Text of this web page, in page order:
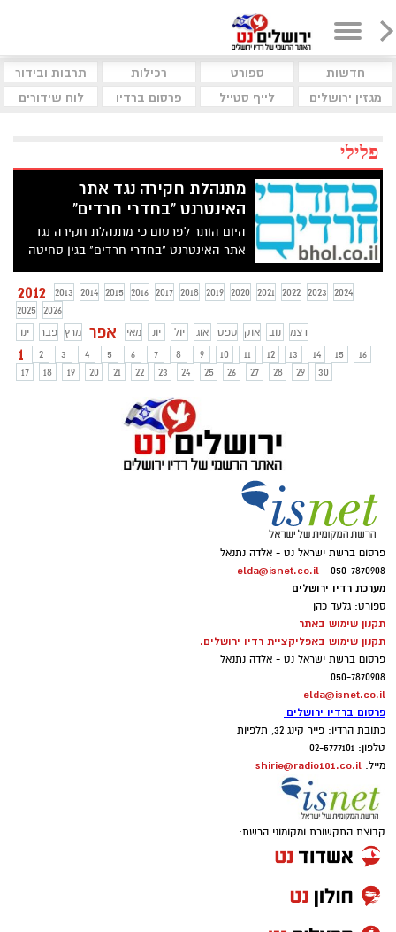
חדשות ספורט רכילות
תרבות ובידור
מגזין ירושלים
לייף סטייל פרסום ברדיו לוח שידורים
פלילי
מתנהלת חקירה נגד אתר
האינטרנט "בחדרי חרדים"
היום הותר לפרסום כי מתנהלת חקירה נגד
אתר האינטרנט "בחדרי חרדים" בגין סחיטה
ואיומים
2012 2013 2014 2015 2016 2017 2018 2019 2020 2021 2022 2023
2024
2025
2026
ינו
פבר מרץ אפר מאי יונ יול אוג ספט אוק נוב דצמ
1 2 3 4 5 6 7 8 9 10 11 12 13 14 15
16
17
18 19 20 21 22 23 24 25 26 27 28 29 30
פרסום ברשת ישראל נט - אלדה נתנאל
050-7870908 -
elda@isnet.co.il
מערכת רדיו ירושלים
ספורט: גלעד כהן
תקנון שימוש באתר
תקנון שימוש באפליקציית רדיו ירושלים.
פרסום ברשת ישראל נט - אלדה נתנאל
050-7870908
elda@isnet.co.il
פרסום ברדיו ירושלים
כתובת הרדיו: פייר קינג 32, תלפיות
טלפון: 02-5777101
מייל: shirie@radio101.co.il
קבוצת התקשורת ומקומוני הרשת: